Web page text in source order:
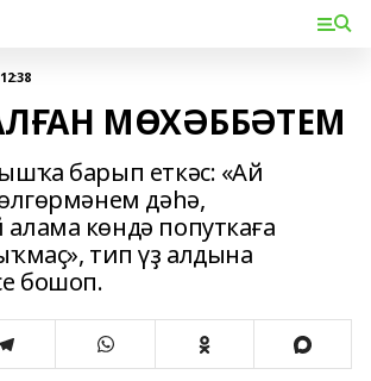
МӨХӘББӘТЕМ
барып еткәс: «Ай
дәһә,
көндә попуткаға
тип үҙ алдына
бошоп.